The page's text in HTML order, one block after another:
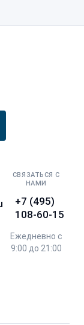
СВЯЗАТЬСЯ С
НАМИ
+7 (495)
108-60-15
Ежедневно с
9:00 до 21:00